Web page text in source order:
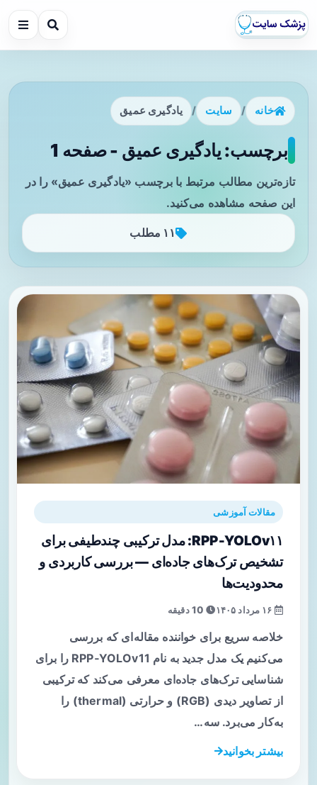
خانه / سایت / یادگیری عمیق
برچسب: یادگیری عمیق - صفحه 1
تازه‌ترین مطالب مرتبط با برچسب «یادگیری عمیق» را در
این صفحه مشاهده می‌کنید.
۱۱ مطلب
مقالات آموزشی
RPP‑YOLOv۱۱: مدل ترکیبی چندطیفی برای
تشخیص ترک‌های جاده‌ای — بررسی کاربردی و
محدودیت‌ها
10 دقیقه
خلاصه سریع برای خواننده مقاله‌ای که بررسی
می‌کنیم یک مدل جدید به نام RPP‑YOLOv11 را برای
شناسایی ترک‌های جاده‌ای معرفی می‌کند که ترکیبی
از تصاویر دیدی (RGB) و حرارتی (thermal) را
به‌کار می‌برد. سه…
بیشتر بخوانید